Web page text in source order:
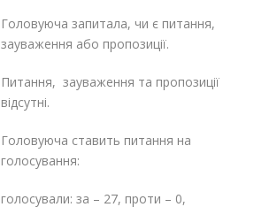
Головуюча запитала, чи є питання,
зауваження або пропозиції.
Питання, зауваження та пропозиції
відсутні.
Головуюча ставить питання на
голосування:
голосували: за – 27, проти – 0,